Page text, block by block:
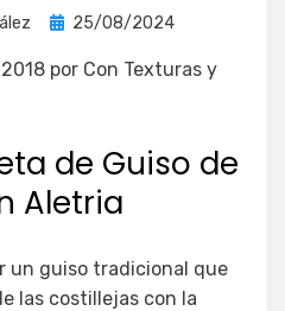
Publicada
25/08/2024
por Con Texturas y
de Guiso de
Aletria
un guiso tradicional que
las costillejas con la